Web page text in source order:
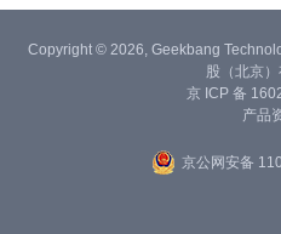
Copyright © 2026, Geekbang
股（北京）
京 ICP 备
产品
京公网安备